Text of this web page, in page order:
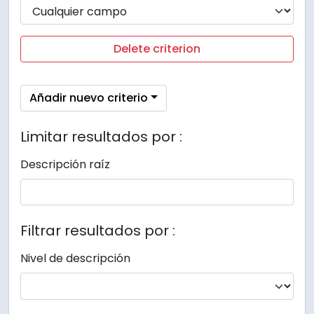
Delete criterion
Añadir nuevo criterio
Limitar resultados por :
Descripción raíz
Filtrar resultados por :
Nivel de descripción